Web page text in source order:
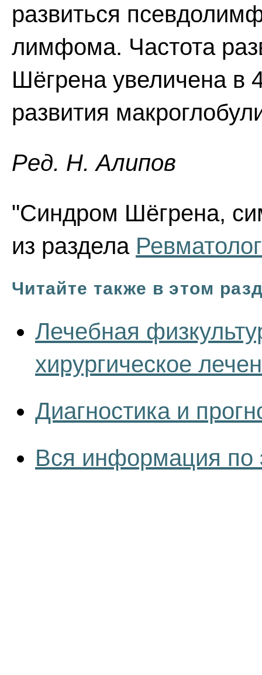
развиться
лимфома. Частота
Шёгрена увеличена в
развития
Ред. Н. Алипов
"Синдром Шёгрена,
из раздела
Читайте также в этом
Лечебная
хирургическое
Диагностика и
Вся информация по